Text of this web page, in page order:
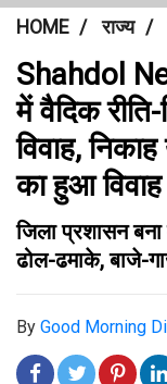
HOME राज्य
Shahdol
में वैदिक
विवाह,
का हुआ विवाह
जिला प्रशासन
ढोल-ढमाके, बाजे-
By Good Morning